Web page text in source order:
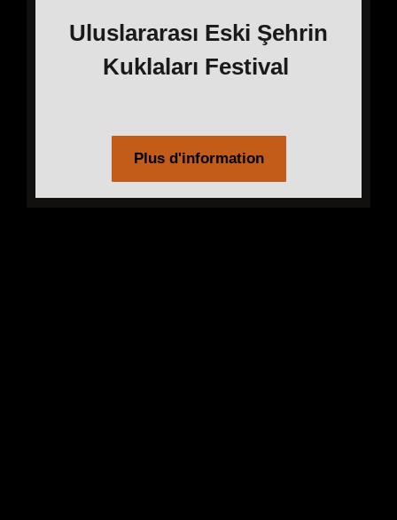
Uluslararası Eski Şehrin
Kuklaları Festival
Plus d'information